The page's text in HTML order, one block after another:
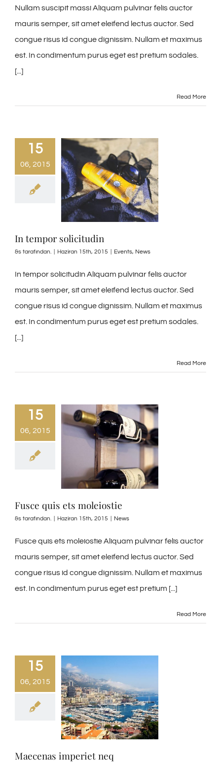
Nullam suscipit massi Aliquam pulvinar felis auctor
mauris semper, sit amet eleifend lectus auctor. Sed
congue risus id congue dignissim. Nullam et maximus
est. In condimentum purus eget est pretium sodales.
[...]
Read More
15
06, 2015
In tempor solicitudin
&s tarafından. Haziran 15th, 2015 Events, News
In tempor solicitudin Aliquam pulvinar felis auctor
mauris semper, sit amet eleifend lectus auctor. Sed
congue risus id congue dignissim. Nullam et maximus
est. In condimentum purus eget est pretium sodales.
[...]
Read More
15
06, 2015
Fusce quis ets moleiostie
&s tarafından. Haziran 15th, 2015 News
Fusce quis ets moleiostie Aliquam pulvinar felis auctor
mauris semper, sit amet eleifend lectus auctor. Sed
congue risus id congue dignissim. Nullam et maximus
est. In condimentum purus eget est pretium [...]
Read More
15
06, 2015
Maecenas imperiet neq